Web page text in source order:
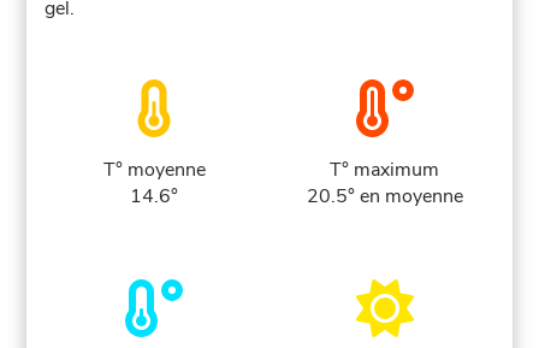
gel.
T° moyenne
14.6°
T° maximum
20.5° en moyenne